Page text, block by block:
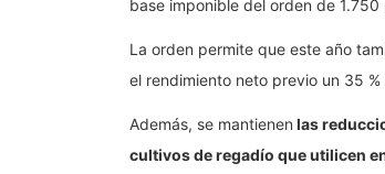
base imponible del orden de 1.750
La orden permite que este año
el rendimiento neto previo un 35
Además, se mantienen las
cultivos de regadío que utilicen